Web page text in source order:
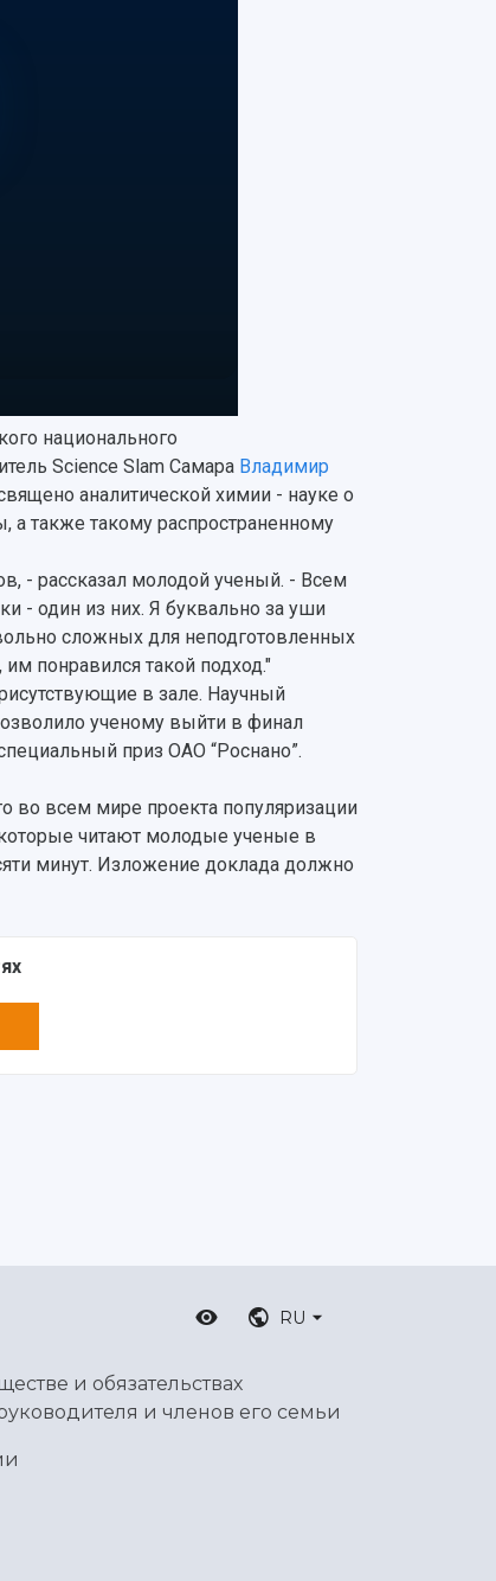
национального
Science Slam Самара Владимир
аналитической химии - науке о
а также такому распространенному
- рассказал молодой ученый. - Всем
- один из них. Я буквально за уши
сложных для неподготовленных
понравился такой подход."
в зале. Научный
ученому выйти в финал
приз ОАО “Роснано”.
во всем мире проекта популяризации
читают молодые ученые в
минут. Изложение доклада должно
RU
и обязательствах
и членов его семьи